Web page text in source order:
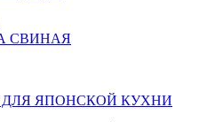
СВИНАЯ
ЯПОНСКОЙ КУХНИ